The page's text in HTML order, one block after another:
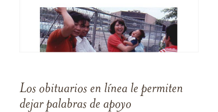
Los obituarios en línea le permiten
dejar palabras de apoyo